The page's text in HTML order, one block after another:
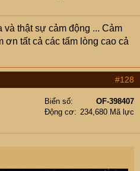
và thật sự cảm động ... Cảm
ơn tất cả các tấm lòng cao cả
#128
Biển số
OF-398407
Động cơ
234,680 Mã lực